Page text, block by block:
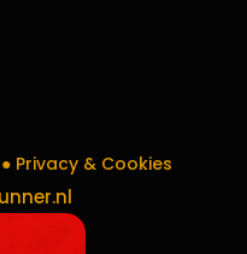
Privacy & Cookies